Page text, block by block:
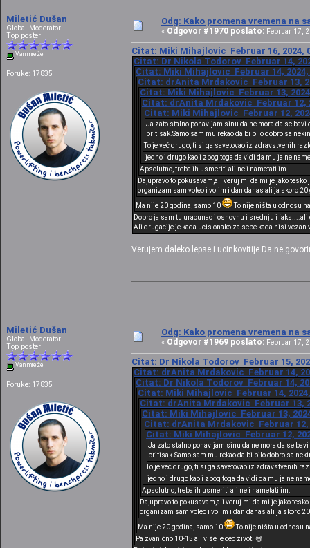
Miletić Dušan
Global Moderator
Top poster
Van mreže
Poruke: 17835
Odg: Kako promena vremena na
« Odgovor #1970 poslato: Februar 17,
Citat: Miki Mihajlovic Februar 16, 2024,
Citat: Dr Nikola Todorov Februar 14,
Citat: Miki Mihajlovic Februar 14, 2024,
Citat: drAnita Mrdakovic Februar 13,
Citat: Miki Mihajlovic Februar 13,
Citat: drAnita Mrdakovic Februar 12,
Citat: Miki Mihajlovic Februar 12,
Ja zato stalno ponavljam sinu da ne mora da se
pritisak.Samo sam mu rekao da bi bilo dobro sa
To je već drugo, ti si ga savetovao iz zdravstvenih
I jedno i drugo kao i zbog toga da vidi da mu ja ne
Apsolutno, treba ih usmeriti ali ne i nametati im.
Da,upravo to pokusavam,ali veruj mi da mi je jako
organizam sam voleo i volim i dan danas ali ja skoro
Ma nije 20 godina, samo 10
To nije ništa u odnosu
Dobro ja sam tu uracunao i osnovnu i srednju i faks....ali
Ali drugacije je kada ucis onako za sebe kada nisi
Verujem daleko lepse i ucinkovitije.Da ne
Miletić Dušan
Global Moderator
Top poster
Van mreže
Poruke: 17835
Odg: Kako promena vremena na
« Odgovor #1969 poslato: Februar 17,
Citat: Dr Nikola Todorov Februar 15,
Citat: drAnita Mrdakovic Februar 14,
Citat: Dr Nikola Todorov Februar 14,
Citat: Miki Mihajlovic Februar 14, 2024,
Citat: drAnita Mrdakovic Februar 13,
Citat: Miki Mihajlovic Februar 13,
Citat: drAnita Mrdakovic Februar 12,
Citat: Miki Mihajlovic Februar 12,
Ja zato stalno ponavljam sinu da ne mora da se
pritisak.Samo sam mu rekao da bi bilo dobro sa
To je već drugo, ti si ga savetovao iz zdravstvenih
I jedno i drugo kao i zbog toga da vidi da mu ja ne
Apsolutno, treba ih usmeriti ali ne i nametati im.
Da,upravo to pokusavam,ali veruj mi da mi je jako
organizam sam voleo i volim i dan danas ali ja skoro
Ma nije 20 godina, samo 10
To nije ništa u odnosu
Pa zvanično 10-15 ali više je ceo život. 😅